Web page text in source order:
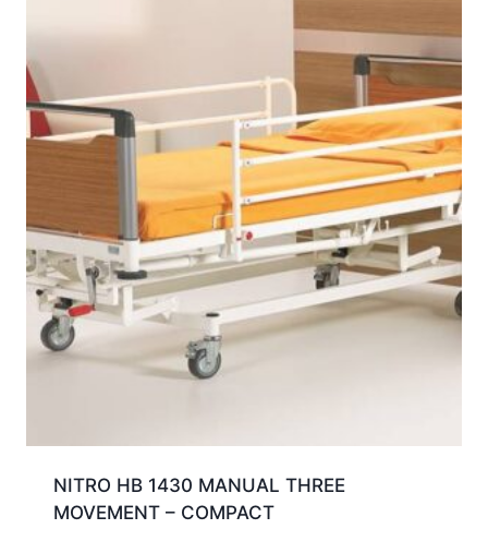
NITRO HB 1430 MANUAL THREE
MOVEMENT – COMPACT